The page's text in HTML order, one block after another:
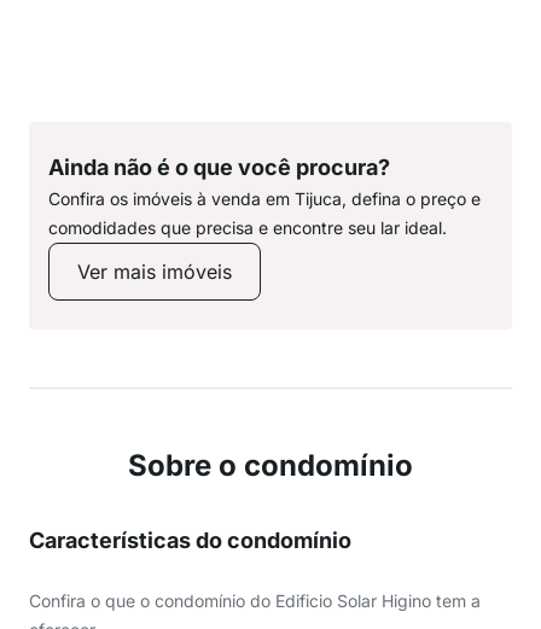
Ainda não é o que você procura?
Confira os imóveis à venda em Tijuca, defina o preço e
comodidades que precisa e encontre seu lar ideal.
Ver mais imóveis
Sobre o condomínio
Características do condomínio
Confira o que o condomínio do Edificio Solar Higino tem a